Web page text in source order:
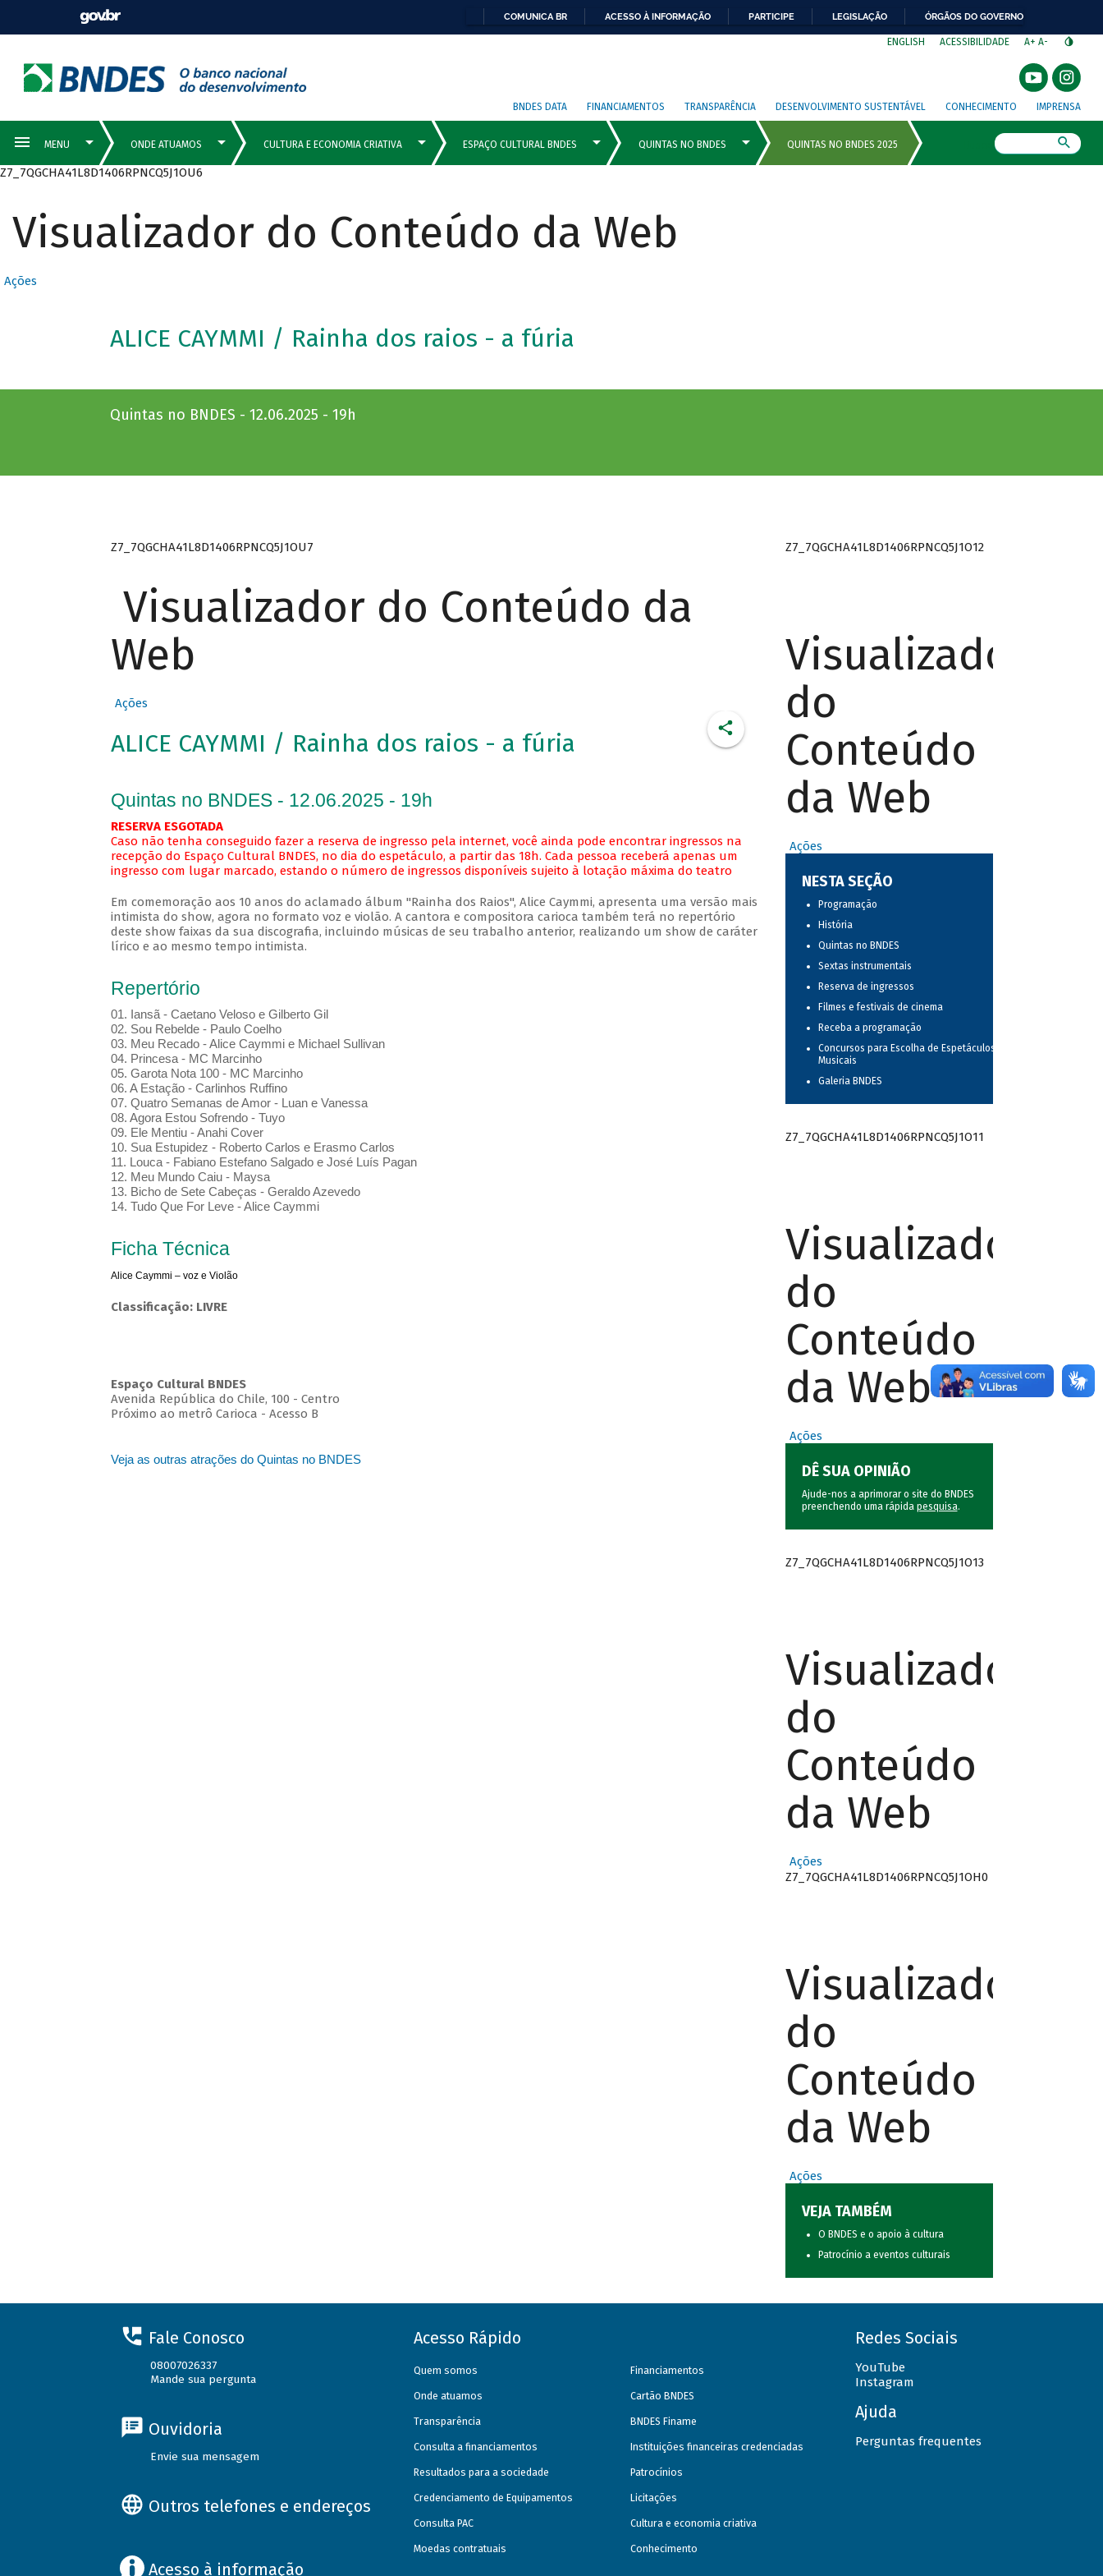
COMUNICA BR ACESSO À INFORMAÇÃO PARTICIPE LEGISLAÇÃO ÓRGÃOS DO GOVERNO
ENGLISH ACESSIBILIDADE A+ A-
BNDES DATA FINANCIAMENTOS TRANSPARÊNCIA DESENVOLVIMENTO SUSTENTÁVEL CONHECIMENTO IMPRENSA
Z7_7QGCHA41L8D1406RPNCQ5J1OU6
Visualizador do Conteúdo da Web
Ações
ALICE CAYMMI / Rainha dos raios - a fúria
Quintas no BNDES - 12.06.2025 - 19h
Z7_7QGCHA41L8D1406RPNCQ5J1OU7
Visualizador do Conteúdo da
Web
Ações
ALICE CAYMMI / Rainha dos raios - a fúria
Quintas no BNDES - 12.06.2025 - 19h
RESERVA ESGOTADA
Caso não tenha conseguido fazer a reserva de ingresso pela internet, você ainda pode encontrar ingressos na
recepção do Espaço Cultural BNDES, no dia do espetáculo, a partir das 18h. Cada pessoa receberá apenas um
ingresso com lugar marcado, estando o número de ingressos disponíveis sujeito à lotação máxima do teatro
Em comemoração aos 10 anos do aclamado álbum "Rainha dos Raios", Alice Caymmi, apresenta uma versão mais
intimista do show, agora no formato voz e violão. A cantora e compositora carioca também terá no repertório
deste show faixas da sua discografia, incluindo músicas de seu trabalho anterior, realizando um show de caráter
lírico e ao mesmo tempo intimista.
Repertório
01. Iansã - Caetano Veloso e Gilberto Gil
02. Sou Rebelde - Paulo Coelho
03. Meu Recado - Alice Caymmi e Michael Sullivan
04. Princesa - MC Marcinho
05. Garota Nota 100 - MC Marcinho
06. A Estação - Carlinhos Ruffino
07. Quatro Semanas de Amor - Luan e Vanessa
08. Agora Estou Sofrendo - Tuyo
09. Ele Mentiu - Anahi Cover
10. Sua Estupidez - Roberto Carlos e Erasmo Carlos
11. Louca - Fabiano Estefano Salgado e José Luís Pagan
12. Meu Mundo Caiu - Maysa
13. Bicho de Sete Cabeças - Geraldo Azevedo
14. Tudo Que For Leve - Alice Caymmi
Ficha Técnica
Alice Caymmi – voz e Violão
Classificação: LIVRE
Espaço Cultural BNDES
Avenida República do Chile, 100 - Centro
Próximo ao metrô Carioca - Acesso B
Veja as outras atrações do Quintas no BNDES
Z7_7QGCHA41L8D1406RPNCQ5J1O12
Visualizador
do
Conteúdo
da Web
Ações
NESTA SEÇÃO
Programação
História
Quintas no BNDES
Sextas instrumentais
Reserva de ingressos
Filmes e festivais de cinema
Receba a programação
Concursos para Escolha de Espetáculos
Musicais
Galeria BNDES
Z7_7QGCHA41L8D1406RPNCQ5J1O11
Visualizador
do
Conteúdo
da Web
Ações
DÊ SUA OPINIÃO
Ajude-nos a aprimorar o site do BNDES
preenchendo uma rápida pesquisa.
Z7_7QGCHA41L8D1406RPNCQ5J1O13
Visualizador
do
Conteúdo
da Web
Ações
Z7_7QGCHA41L8D1406RPNCQ5J1OH0
Visualizador
do
Conteúdo
da Web
Ações
VEJA TAMBÉM
O BNDES e o apoio à cultura
Patrocínio a eventos culturais
Fale Conosco
08007026337
Mande sua pergunta
Ouvidoria
Envie sua mensagem
Outros telefones e endereços
Acesso à informação
Acesso Rápido
Quem somos
Onde atuamos
Transparência
Consulta a financiamentos
Resultados para a sociedade
Credenciamento de Equipamentos
Consulta PAC
Moedas contratuais
Financiamentos
Cartão BNDES
BNDES Finame
Instituições financeiras credenciadas
Patrocínios
Licitações
Cultura e economia criativa
Conhecimento
Redes Sociais
YouTube
Instagram
Ajuda
Perguntas frequentes